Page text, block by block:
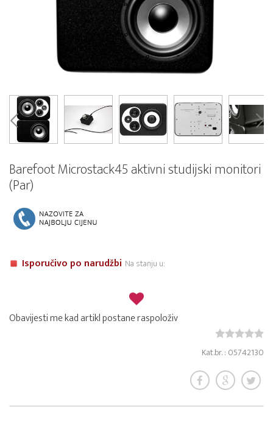
Barefoot Microstack45 aktivni studijski monitori
(Par)
Isporučivo po narudžbi Na stanju u:
Obavijesti me kad artikl postane raspoloživ
Kat.br. : 05742130